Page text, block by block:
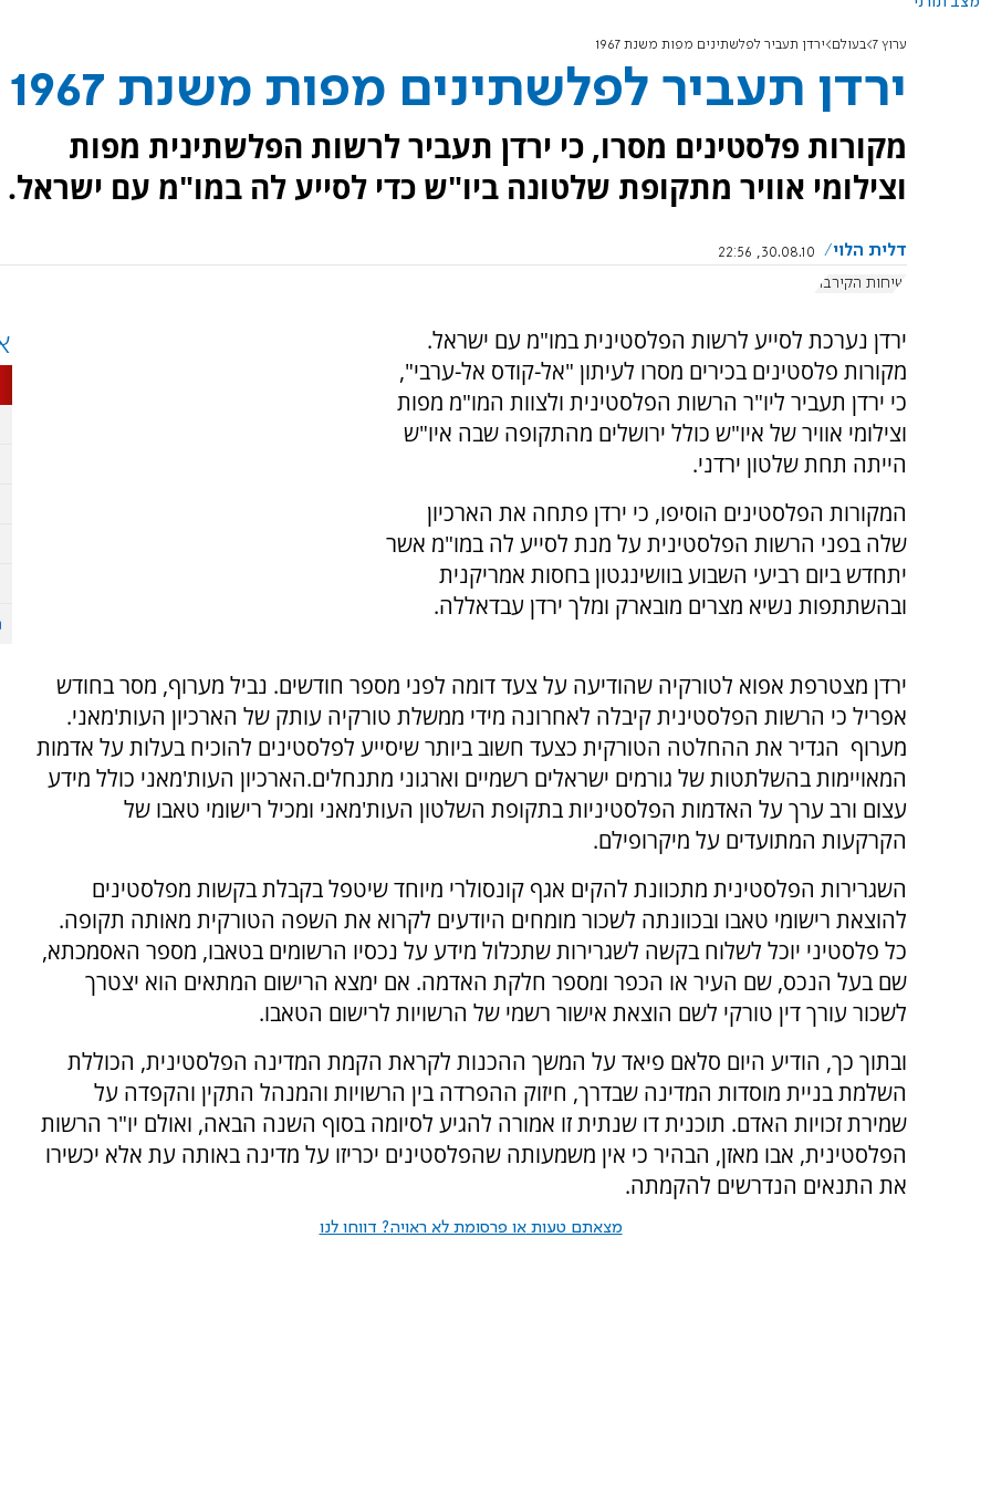
ערוץ 7 בעולם ירדן תעביר לפלשתינים מפות משנת 1967
ירדן תעביר לפלשתינים מפות משנת 1967
מקורות פלסטינים מסרו, כי ירדן תעביר לרשות הפלשתינית מפות
וצילומי אוויר מתקופת שלטונה ביו"ש כדי לסייע לה במו"מ עם ישראל.
דלית הלוי
30.08.10, 22:56
שיחות הקירבה
ירדן נערכת לסייע לרשות הפלסטינית במו"מ עם ישראל.
מקורות פלסטינים בכירים מסרו לעיתון "אל-קודס אל-ערבי",
כי ירדן תעביר ליו"ר הרשות הפלסטינית ולצוות המו"מ מפות
וצילומי אוויר של איו"ש כולל ירושלים מהתקופה שבה איו"ש
הייתה תחת שלטון ירדני.
המקורות הפלסטינים הוסיפו, כי ירדן פתחה את הארכיון
שלה בפני הרשות הפלסטינית על מנת לסייע לה במו"מ אשר
יתחדש ביום רביעי השבוע בוושינגטון בחסות אמריקנית
ובהשתתפות נשיא מצרים מובארק ומלך ירדן עבדאללה.
ירדן מצטרפת אפוא לטורקיה שהודיעה על צעד דומה לפני מספר חודשים. נביל מערוף, מסר בחודש
אפריל כי הרשות הפלסטינית קיבלה לאחרונה מידי ממשלת טורקיה עותק של הארכיון העות'מאני.
מערוף הגדיר את ההחלטה הטורקית כצעד חשוב ביותר שיסייע לפלסטינים להוכיח בעלות על אדמות
המאויימות בהשלתטות של גורמים ישראלים רשמיים וארגוני מתנחלים.הארכיון העות'מאני כולל מידע
עצום ורב ערך על האדמות הפלסטיניות בתקופת השלטון העות'מאני ומכיל רישומי טאבו של
הקרקעות המתועדים על מיקרופילם.
השגרירות הפלסטינית מתכוונת להקים אגף קונסולרי מיוחד שיטפל בקבלת בקשות מפלסטינים
להוצאת רישומי טאבו ובכוונתה לשכור מומחים היודעים לקרוא את השפה הטורקית מאותה תקופה.
כל פלסטיני יוכל לשלוח בקשה לשגרירות שתכלול מידע על נכסיו הרשומים בטאבו, מספר האסמכתא,
שם בעל הנכס, שם העיר או הכפר ומספר חלקת האדמה. אם ימצא הרישום המתאים הוא יצטרך
לשכור עורך דין טורקי לשם הוצאת אישור רשמי של הרשויות לרישום הטאבו.
ובתוך כך, הודיע היום סלאם פיאד על המשך ההכנות לקראת הקמת המדינה הפלסטינית, הכוללת
השלמת בניית מוסדות המדינה שבדרך, חיזוק ההפרדה בין הרשויות והמנהל התקין והקפדה על
שמירת זכויות האדם. תוכנית דו שנתית זו אמורה להגיע לסיומה בסוף השנה הבאה, ואולם יו"ר הרשות
הפלסטינית, אבו מאזן, הבהיר כי אין משמעותה שהפלסטינים יכריזו על מדינה באותה עת אלא יכשירו
את התנאים הנדרשים להקמתה.
מצאתם טעות או פרסומת לא ראויה? דווחו לנו